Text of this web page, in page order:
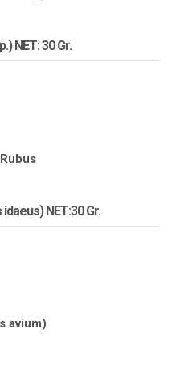
NET: 30 Gr.
idaeus) NET:30 Gr.